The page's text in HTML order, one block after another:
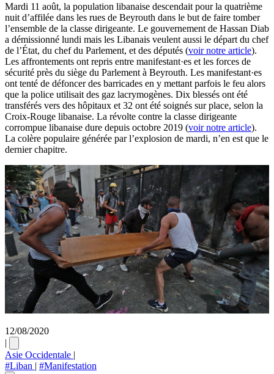
Mardi 11 août, la population libanaise descendait pour la quatrième
nuit d’affilée dans les rues de Beyrouth dans le but de faire tomber
l’ensemble de la classe dirigeante. Le gouvernement de Hassan Diab
a démissionné lundi mais les Libanais veulent aussi le départ du chef
de l’État, du chef du Parlement, et des députés (voir notre article).
Les affrontements ont repris entre manifestant·es et les forces de
sécurité près du siège du Parlement à Beyrouth. Les manifestant·es
ont tenté de défoncer des barricades en y mettant parfois le feu alors
que la police utilisait des gaz lacrymogènes. Dix blessés ont été
transférés vers des hôpitaux et 32 ont été soignés sur place, selon la
Croix-Rouge libanaise. La révolte contre la classe dirigeante
corrompue libanaise dure depuis octobre 2019 (voir notre article).
La colère populaire générée par l’explosion de mardi, n’en est que le
dernier chapitre.
12/08/2020
|
Asie Occidentale |
#Liban | #Manifestation